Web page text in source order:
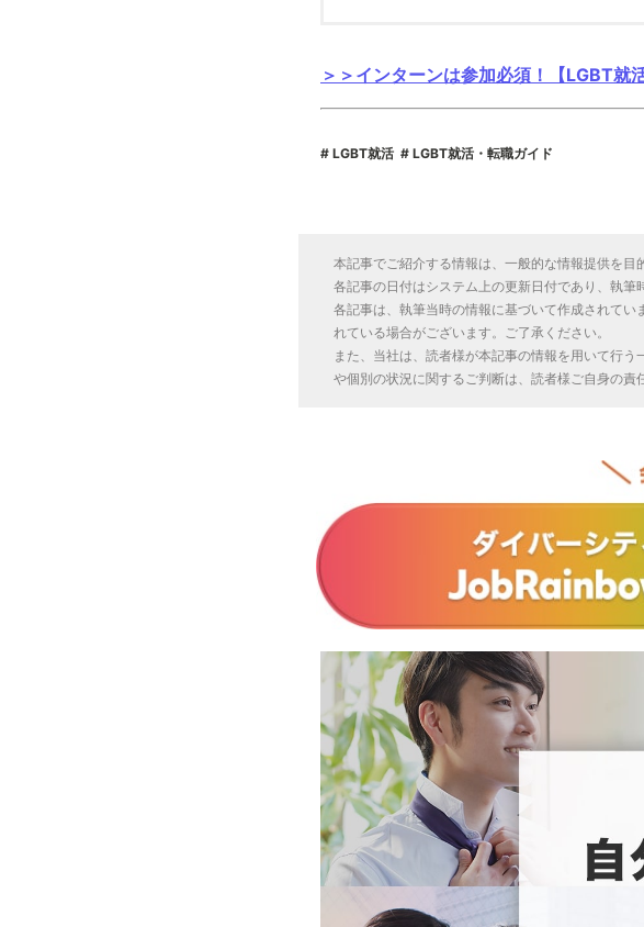
＞＞インターンは参加必須！【LGBT就
LGBT就活 LGBT就活・転職ガイド
本記事でご紹介する情報は、一般的な情報提供を目
各記事の日付はシステム上の更新日付であり、執筆
各記事は、執筆当時の情報に基づいて作成されて
れている場合がございます。ご了承ください。
また、当社は、読者様が本記事の情報を用いて行
や個別の状況に関するご判断は、読者様ご自身の責